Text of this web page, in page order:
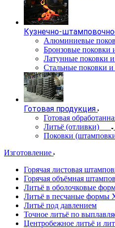
Кузнечно-
Алюминиевые
Бронзовые поковки
Латунные поковки
Стальные поковки
Готовая продукция
Готовая
Литьё (отливки)
Поковки
Изготовление
Горячая листовая
Горячая объёмная
Литьё в оболочковые
Литьё в песчаные формы
Литьё под давлением
Точное литьё по
Центробежное литьё и